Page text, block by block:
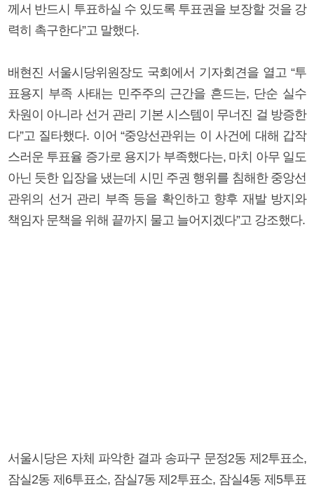
께서 반드시 투표하실 수 있도록 투표권을 보장할 것을 강
력히 촉구한다”고 말했다.
배현진 서울시당위원장도 국회에서 기자회견을 열고 “투
표용지 부족 사태는 민주주의 근간을 흔드는, 단순 실수
차원이 아니라 선거 관리 기본 시스템이 무너진 걸 방증한
다”고 질타했다. 이어 “중앙선관위는 이 사건에 대해 갑작
스러운 투표율 증가로 용지가 부족했다는, 마치 아무 일도
아닌 듯한 입장을 냈는데 시민 주권 행위를 침해한 중앙선
관위의 선거 관리 부족 등을 확인하고 향후 재발 방지와
책임자 문책을 위해 끝까지 물고 늘어지겠다”고 강조했다.
서울시당은 자체 파악한 결과 송파구 문정2동 제2투표소,
잠실2동 제6투표소, 잠실7동 제2투표소, 잠실4동 제5투표